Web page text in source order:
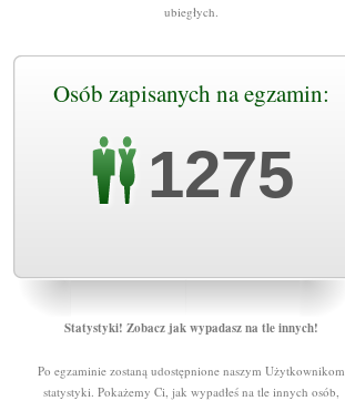
ubiegłych.
Osób zapisanych na egzamin:
1275
Statystyki! Zobacz jak wypadasz na tle innych!
Po egzaminie zostaną udostępnione naszym Użytkownikom
statystyki. Pokażemy Ci, jak wypadłeś na tle innych osób,